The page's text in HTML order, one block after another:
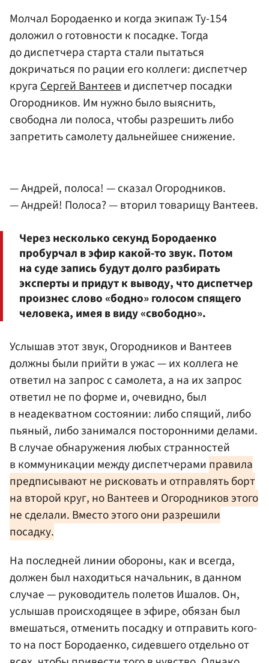
Молчал Бородаенко и когда экипаж Ту-154
доложил о готовности к посадке. Тогда
до диспетчера старта стали пытаться
докричаться по рации его коллеги: диспетчер
кругаСергей Вантееви диспетчер посадки
Огородников. Им нужно было выяснить,
свободна ли полоса, чтобы разрешить либо
запретить самолету дальнейшее снижение.
— Андрей, полоса! — сказал Огородников.
— Андрей! Полоса? — вторил товарищу Вантеев.
Через несколько секунд Бородаенко
пробурчал в эфир какой-то звук. Потом
на суде запись будут долго разбирать
эксперты и придут к выводу, что диспетчер
произнес слово «бодно» голосом спящего
человека, имея в виду «свободно».
Услышав этот звук, Огородников и Вантеев
должны были прийти в ужас — их коллега не
ответил на запрос с самолета, а на их запрос
ответил не по форме и, очевидно, был
в неадекватном состоянии: либо спящий, либо
пьяный, либо занимался посторонними делами.
В случае обнаружения любых странностей
в коммуникации между диспетчерами правила
предписывают не рисковать и отправлять борт
на второй круг, но Вантеев и Огородников этого
не сделали. Вместо этого они разрешили
посадку.
На последней линии обороны, как и всегда,
должен был находиться начальник, в данном
случае — руководитель полетов Ишалов. Он,
услышав происходящее в эфире, обязан был
вмешаться, отменить посадку и отправить кого-
то на пост Бородаенко, сидевшего отдельно от